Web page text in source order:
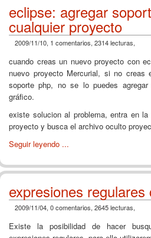
eclipse: agregar
cualquier proyecto
2009/11/10, 1 comentarios, 2314 lecturas,
cuando creas un nuevo proyecto con
nuevo proyecto Mercurial, si no creas
soporte php, no se lo puedes
gráfico.
existe solucion al problema, entra en
proyecto y busca el archivo oculto
Seguir leyendo ...
expresiones regulares
2009/11/04, 0 comentarios, 2645 lecturas,
Existe la posibilidad de hacer